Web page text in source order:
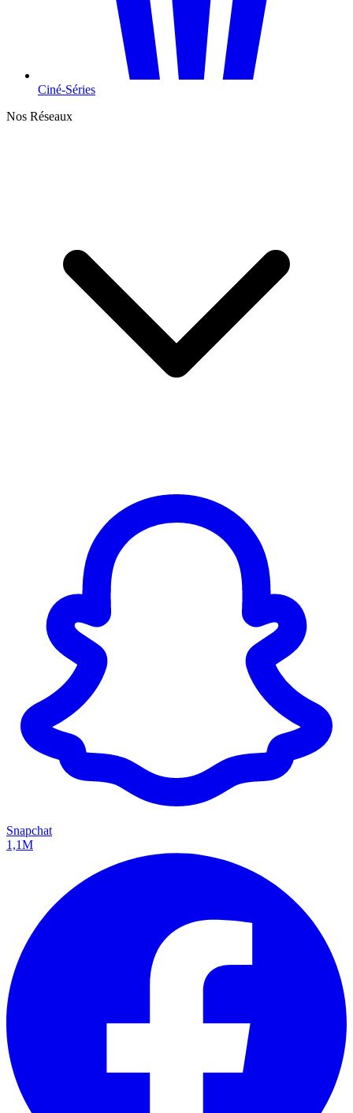
Ciné-Séries
Nos Réseaux
Snapchat
1,1M